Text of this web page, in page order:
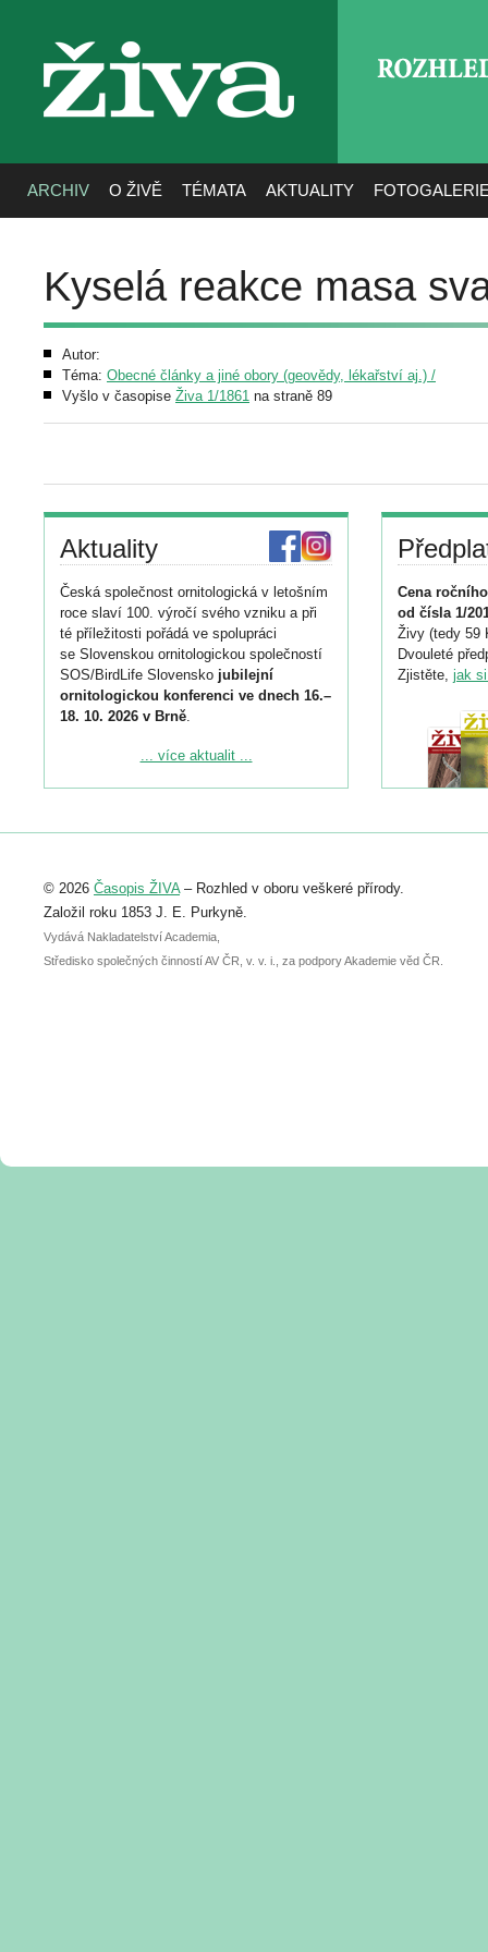
živa
ARCHIV O ŽIVĚ TÉMATA AKTUALITY
Kyselá reakce masa
Autor:
Téma: Obecné články a jiné obory (geovědy, lékařství aj.) /
Vyšlo v časopise Živa 1/1861 na straně 89
Aktuality
Česká společnost ornitologická v letošním
roce slaví 100. výročí svého vzniku a při
té příležitosti pořádá ve spolupráci
se Slovenskou ornitologickou společností
SOS/BirdLife Slovensko jubilejní
ornitologickou konferenci ve dnech 16.–
18. 10. 2026 v Brně.
Podrobnější informace ke konferenci
Registrovat se můžete do 6. září.
abstraktu přihlášené přednášky nebo
posteru je už 30. června.
... více aktualit ...
Cena
od čísla 1/
Živy (tedy 59
Dvouleté
Zjistěte, jak
© 2026 Časopis ŽIVA– Rozhled v oboru veškeré přírody.
Založil roku 1853 J. E. Purkyně.
Vydává Nakladatelství Academia,
Středisko společných činností AV ČR, v. v. i., za podpory Akademie věd ČR.